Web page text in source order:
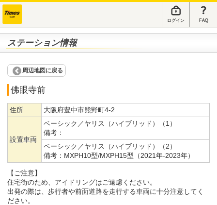
ログイン FAQ
ステーション情報
周辺地図に戻る
佛眼寺前
住所 大阪府豊中市熊野町4-2
設置車両
ベーシック／ヤリス（ハイブリッド）（1）
備考：
ベーシック／ヤリス（ハイブリッド）（2）
備考： MXPH10型/MXPH15型（2021年-2023年）
【ご注意】
住宅街のため、アイドリングはご遠慮ください。
出発の際は、歩行者や前面道路を走行する車両に十分注意してく
ださい。